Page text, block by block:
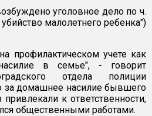
уголовное дело по ч.
малолетнего ребенка")
профилактическом учете как
в семье", - говорит
отдела полиции
домашнее насилие бывшего
к ответственности,
общественными работами.